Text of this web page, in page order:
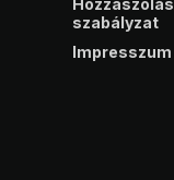
szabályzat
Impresszum